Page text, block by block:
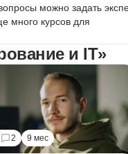
можно задать
много курсов для
и IT»
2 9 мес